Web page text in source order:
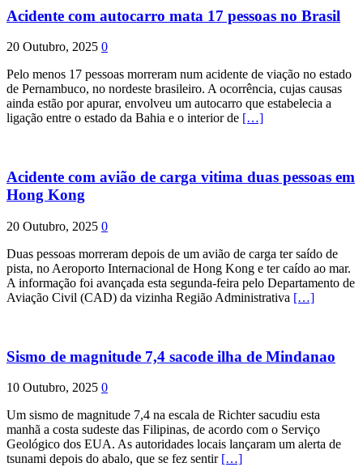
Acidente com autocarro mata 17 pessoas no Brasil
20 Outubro, 2025 0
Pelo menos 17 pessoas morreram num acidente de viação no estado
de Pernambuco, no nordeste brasileiro. A ocorrência, cujas causas
ainda estão por apurar, envolveu um autocarro que estabelecia a
ligação entre o estado da Bahia e o interior de […]
Acidente com avião de carga vitima duas pessoas em
Hong Kong
20 Outubro, 2025 0
Duas pessoas morreram depois de um avião de carga ter saído de
pista, no Aeroporto Internacional de Hong Kong e ter caído ao mar.
A informação foi avançada esta segunda-feira pelo Departamento de
Aviação Civil (CAD) da vizinha Região Administrativa […]
Sismo de magnitude 7,4 sacode ilha de Mindanao
10 Outubro, 2025 0
Um sismo de magnitude 7,4 na escala de Richter sacudiu esta
manhã a costa sudeste das Filipinas, de acordo com o Serviço
Geológico dos EUA. As autoridades locais lançaram um alerta de
tsunami depois do abalo, que se fez sentir […]